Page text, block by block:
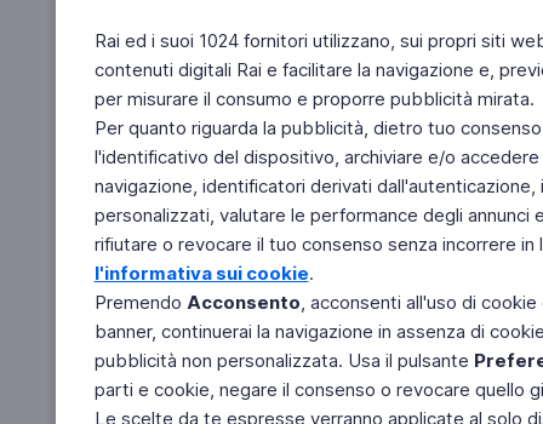
Rai ed i suoi 1024 fornitori utilizzano, sui propri siti
contenuti digitali Rai e facilitare la navigazione e,
per misurare il consumo e proporre pubblicità mirata.
Per quanto riguarda la pubblicità, dietro tuo
l'identificativo del dispositivo, archiviare e/o
navigazione, identificatori derivati
personalizzati, valutare le performance degli
rifiutare o revocare il tuo consenso senza incorrere
l'informativa sui cookie.
Premendo Acconsento, acconsenti all'uso di
banner, continuerai la navigazione in assenza di
pubblicità non personalizzata. Usa il pulsante
parti e cookie, negare il consenso o revocare quello
Le scelte da te espresse verranno applicate al solo